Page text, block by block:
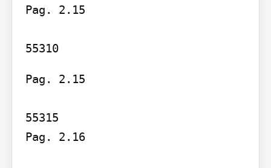
Pag. 2.15
55310
Pag. 2.15
55315
Pag. 2.16